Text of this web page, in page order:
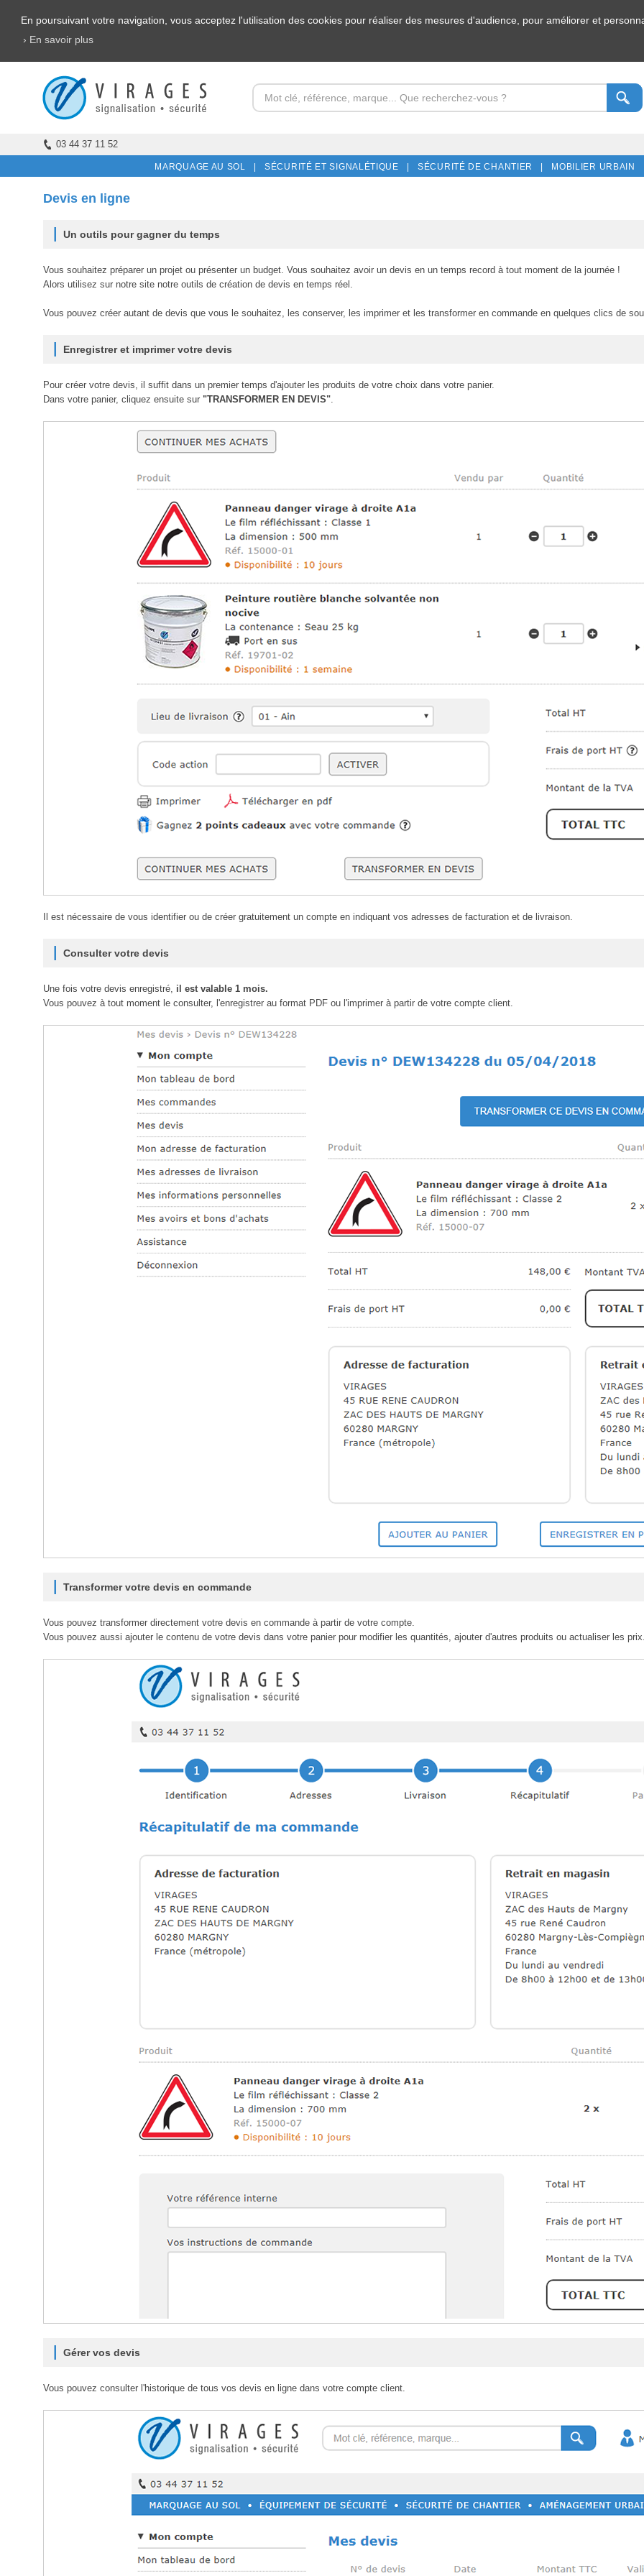
En poursuivant votre navigation, vous acceptez l'utilisation des cookies pour réaliser des mesures d'audience, pour améliorer et
› En savoir plus
03 44 37 11 52
MARQUAGE AU SOL | SÉCURITÉ ET SIGNALÉTIQUE | SÉCURITÉ DE CHANTIER | MOBILIER URBAIN
Devis en ligne
Un outils pour gagner du temps
Vous souhaitez préparer un projet ou présenter un budget. Vous souhaitez avoir un devis en un temps record à tout moment de la journée !
Alors utilisez sur notre site notre outils de création de devis en temps réel.
Vous pouvez créer autant de devis que vous le souhaitez, les conserver, les imprimer et les transformer en commande en quelques clics de
Enregistrer et imprimer votre devis
Pour créer votre devis, il suffit dans un premier temps d'ajouter les produits de votre choix dans votre panier.
Dans votre panier, cliquez ensuite sur "TRANSFORMER EN DEVIS".
Il est nécessaire de vous identifier ou de créer gratuitement un compte en indiquant vos adresses de facturation et de livraison.
Consulter votre devis
Une fois votre devis enregistré, il est valable 1 mois.
Vous pouvez à tout moment le consulter, l'enregistrer au format PDF ou l'imprimer à partir de votre compte client.
Transformer votre devis en commande
Vous pouvez transformer directement votre devis en commande à partir de votre compte.
Vous pouvez aussi ajouter le contenu de votre devis dans votre panier pour modifier les quantités, ajouter d'autres produits ou actualiser les
Gérer vos devis
Vous pouvez consulter l'historique de tous vos devis en ligne dans votre compte client.